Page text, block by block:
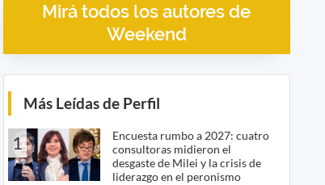
Mirá todos los autores de
Weekend
Más Leídas de Perfil
1
Encuesta rumbo a 2027: cuatro
consultoras midieron el
desgaste de Milei y la crisis de
liderazgo en el peronismo